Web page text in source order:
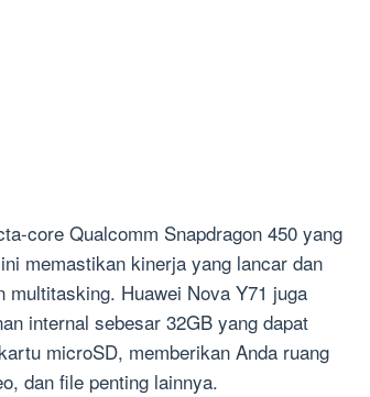
core Qualcomm Snapdragon 450 yang
memastikan kinerja yang lancar dan
Huawei Nova Y71 juga
internal sebesar 32GB yang dapat
microSD, memberikan Anda ruang
dan file penting lainnya.